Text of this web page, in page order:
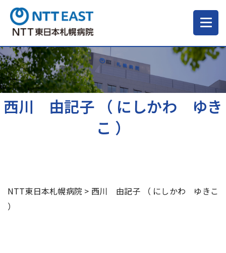
当院について
ご来院される方へ
西川 由記子 （ にしかわ ゆき
こ ）
NTT東日本札幌病院 > 西川 由記子 （ にしかわ ゆきこ
）